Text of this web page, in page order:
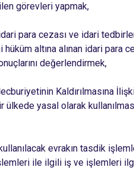
görevleri yapmak,
para cezası ve idari
altına alınan idari para
değerlendirmek,
Kaldırılmasına
yasal olarak
evrakın tasdik
ile ilgili iş ve işlemleri